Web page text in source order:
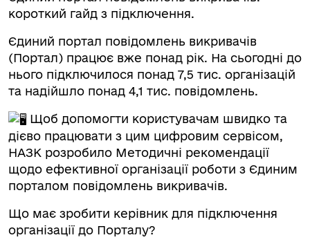
короткий гайд з підключення.
Єдиний портал повідомлень викривачів
(Портал) працює вже понад рік. На сьогодні до
нього підключилося понад 7,5 тис. організацій
та надійшло понад 4,1 тис. повідомлень.
Щоб допомогти користувачам швидко та
дієво працювати з цим цифровим сервісом,
НАЗК розробило Методичні рекомендації
щодо ефективної організації роботи з Єдиним
порталом повідомлень викривачів.
Що має зробити керівник для підключення
організації до Порталу?